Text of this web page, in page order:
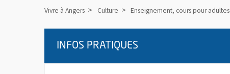
Vivre à Angers Culture Enseignement, cours pour adultes
INFOS PRATIQUES